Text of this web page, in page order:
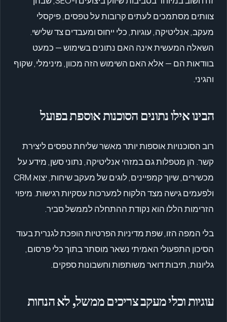
צוותים מסתמכים לעתים קרובות על טפסים, פיקסלי
מעקב, אנליטיקה, עוגיות, כלי ייחוס ומעבדים צד שלישי.
השאלה המעשית אינה האם נתונים בשימוש — כמעט
בוודאות הם — אלא האם השימוש הזה מכוון, מינימלי, שקוף
והגיני.
הבינו אילו נתונים הסוכנות אוספת בפועל
רוב הסוכנויות אוספות יותר מאשר שליחת טפסים ליצירת
קשר. הן מטפלות גם במזהי אנליטיקה, נתוני סשן, מידע על
מכשירים, שיוך קמפיינים, לוגים של מעקב שיחות, יצוא CRM
ולפעמים גישה מצד הלקוח למערכות עסקיות רגישות. מיפוי
הזרימות הללו הוא נקודת ההתחלה לממשל סביר.
בלי המפה הזו, שפת מדיניות הפרטיות הופכת לגנרית בעוד
הסיכון התפעולי האמיתי נשאר מוסתר בתוך כלי פרסום,
גליונות, תיבות דואר משותפות וחשבונות ספקים.
עוגיות וכלי מעקב צריכים ממשל, לא הנחות